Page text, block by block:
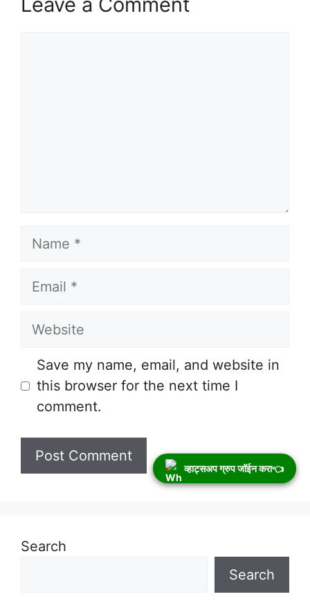
व्हाट्सअप ग्रुप जॉईन करा👈
Name
Email
Website
Save my name, email, and website in
this browser for the next time I
comment.
Search
Search